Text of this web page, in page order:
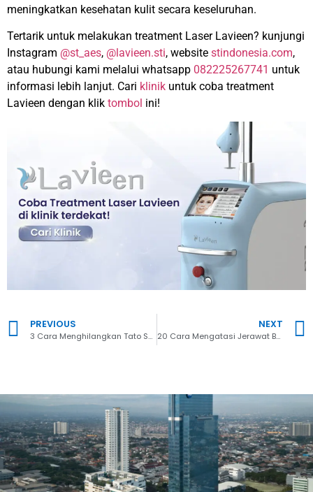
meningkatkan kesehatan kulit secara keseluruhan.
Tertarik untuk melakukan treatment Laser Lavieen? kunjungi
Instagram @st_aes, @lavieen.sti, website stindonesia.com,
atau hubungi kami melalui whatsapp 082225267741 untuk
informasi lebih lanjut. Cari klinik untuk coba treatment
Lavieen dengan klik tombol ini!
PREVIOUS
3 Cara Menghilangkan Tato Secara Medis yang Ampuh dan Aman
NEXT
20 Cara Mengatasi Jerawat Batu Secara Alami dengan Ampuh